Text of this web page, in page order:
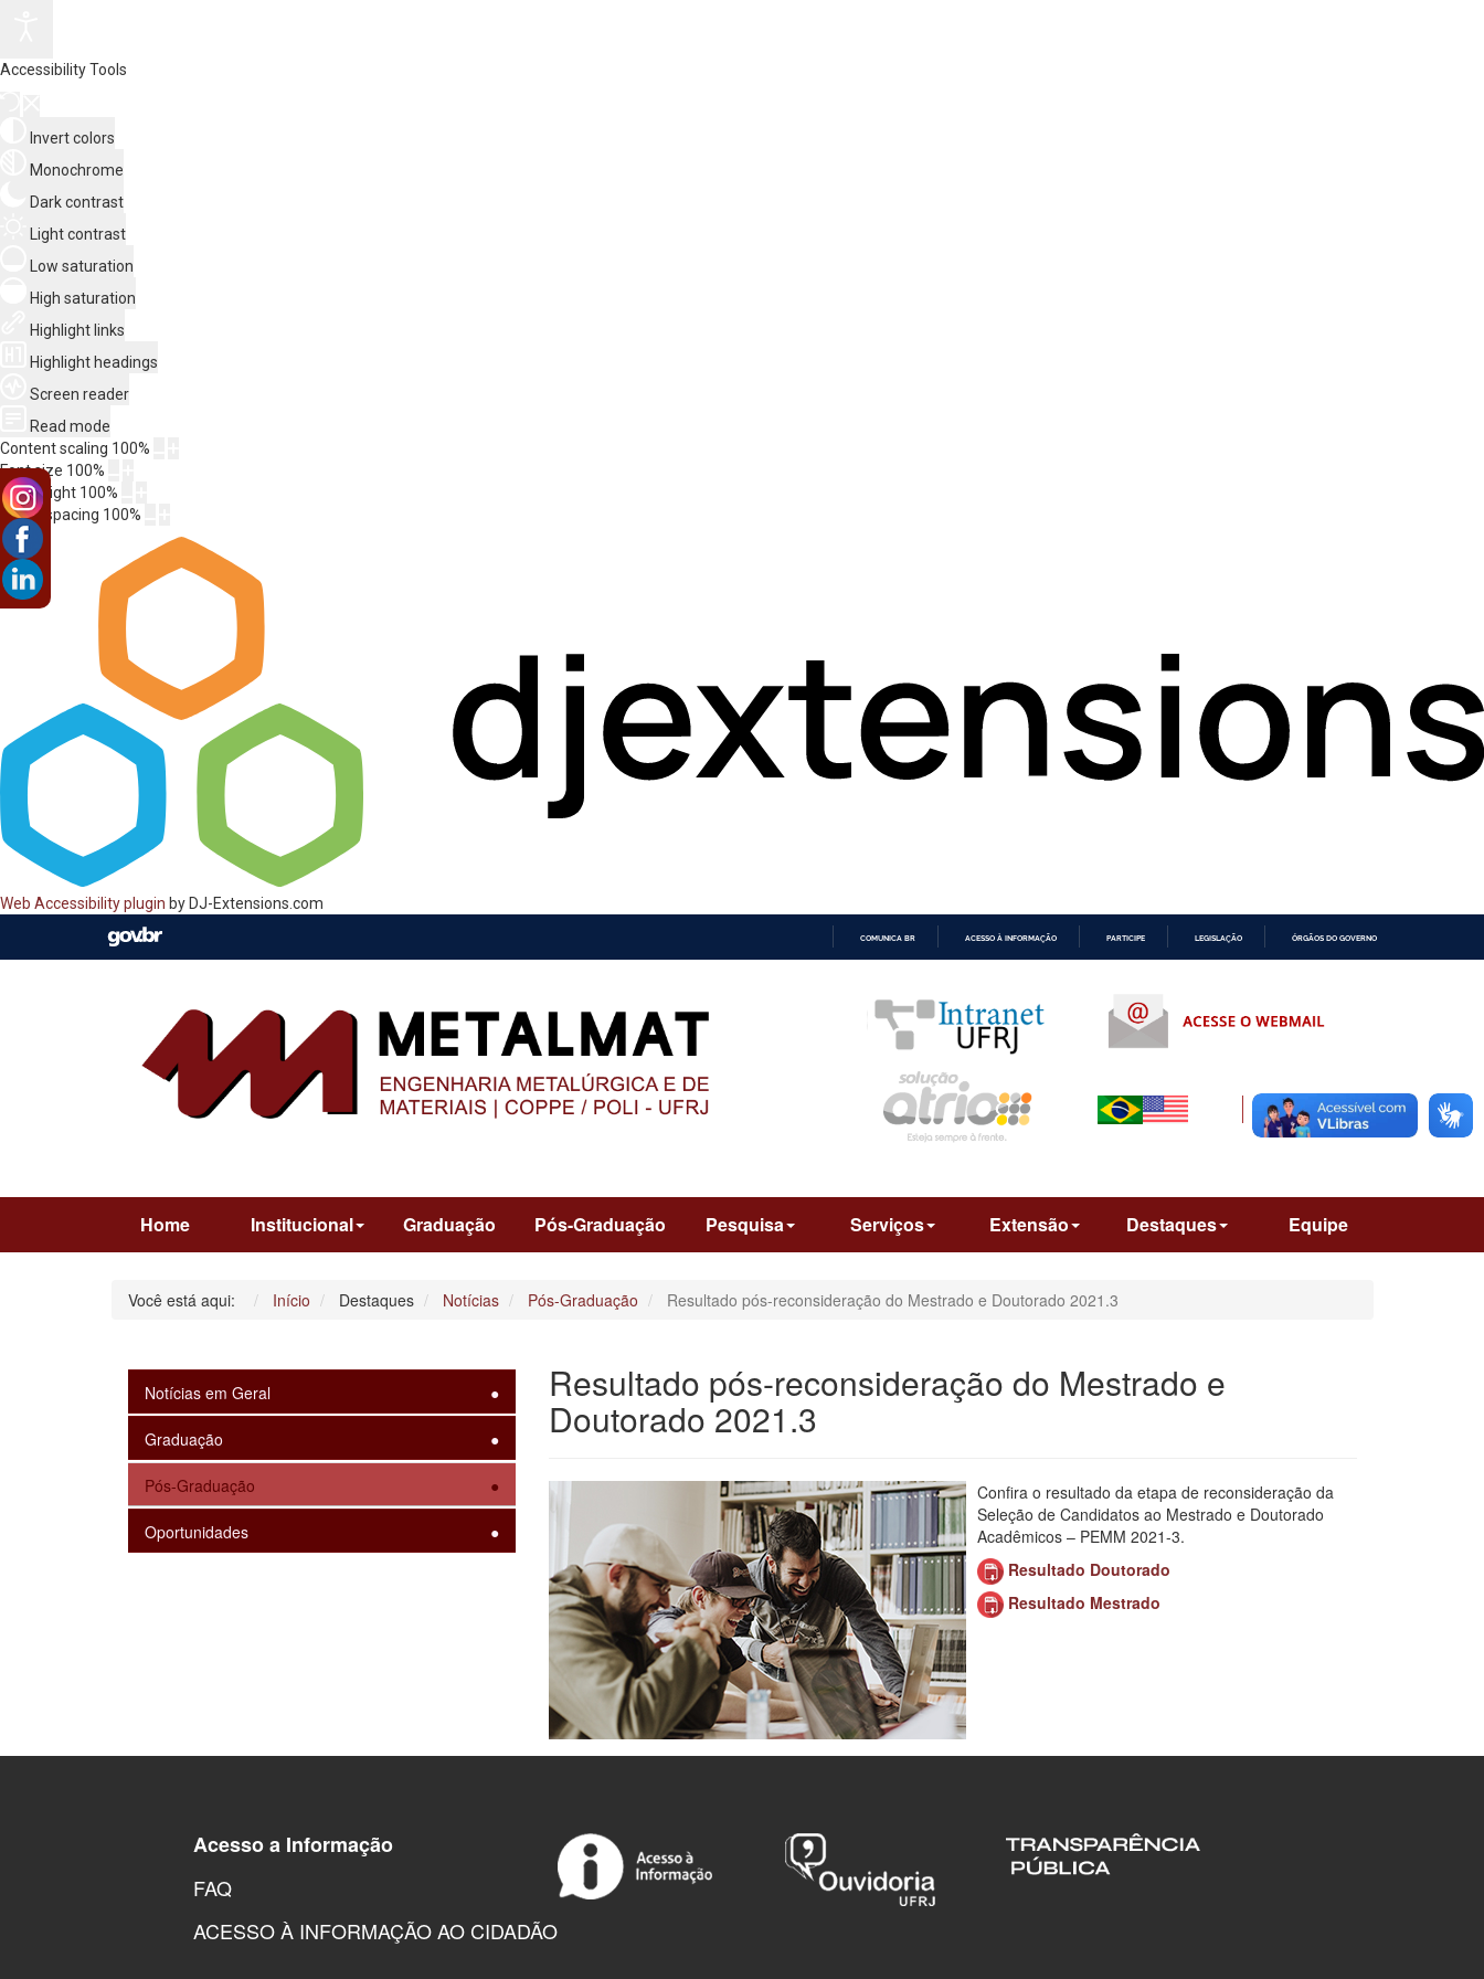
Accessibility Tools
Invert colors
Monochrome
Dark contrast
Light contrast
Low saturation
High saturation
Highlight links
Highlight headings
Screen reader
Read mode
Content scaling 100%
Font size 100%
Line height 100%
Letter spacing 100%
Web Accessibility plugin by DJ-Extensions.com
COMUNICA BR ACESSO À INFORMAÇÃO PARTICIPE LEGISLAÇÃO ÓRGÃOS DO GOVERNO
Home Institucional Graduação Pós-Graduação Pesquisa Serviços Extensão Destaques Equipe
Você está aqui: Início Destaques Notícias Pós-Graduação Resultado pós-reconsideração do Mestrado e Doutorado 2021.3
Notícias em Geral
Graduação
Pós-Graduação
Oportunidades
Resultado pós-reconsideração do Mestrado e
Doutorado 2021.3
Confira o resultado da etapa de reconsideração da
Seleção de Candidatos ao Mestrado e Doutorado
Acadêmicos – PEMM 2021-3.
Resultado Doutorado
Resultado Mestrado
Acesso a Informação
FAQ
ACESSO À INFORMAÇÃO AO CIDADÃO